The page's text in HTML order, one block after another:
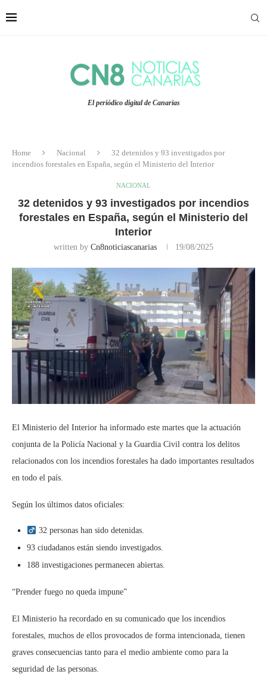
El periódico digital de Canarias
Home Nacional
32 detenidos y 93 investigados por
incendios forestales en España, según el Ministerio del Interior
NACIONAL
32 detenidos y 93 investigados por incendios
forestales en España, según el Ministerio del
Interior
written by Cn8noticiascanarias 19/08/2025
El Ministerio del Interior ha informado este martes que la actuación
conjunta de la Policía Nacional y la Guardia Civil contra los delitos
relacionados con los incendios forestales ha dado importantes resultados
en todo el país.
Según los últimos datos oficiales:
32 personas han sido detenidas.
93 ciudadanos están siendo investigados.
188 investigaciones permanecen abiertas.
“Prender fuego no queda impune”
El Ministerio ha recordado en su comunicado que los incendios
forestales, muchos de ellos provocados de forma intencionada, tienen
graves consecuencias tanto para el medio ambiente como para la
seguridad de las personas.